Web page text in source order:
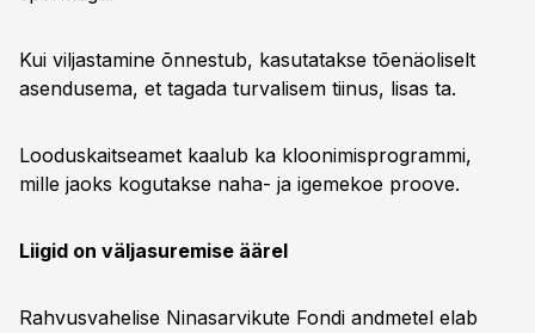
Kui viljastamine õnnestub, kasutatakse tõenäoliselt
asendusema, et tagada turvalisem tiinus, lisas ta.
Looduskaitseamet kaalub ka kloonimisprogrammi,
mille jaoks kogutakse naha- ja igemekoe proove.
Liigid on väljasuremise äärel
Rahvusvahelise Ninasarvikute Fondi andmetel elab